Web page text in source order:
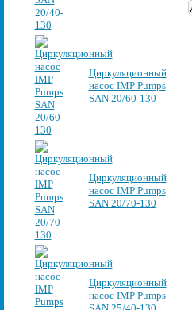
Циркуляционный
насос IMP Pumps
SAN 20/60-130
Циркуляционный
насос IMP Pumps
SAN 20/70-130
Циркуляционный
насос IMP Pumps